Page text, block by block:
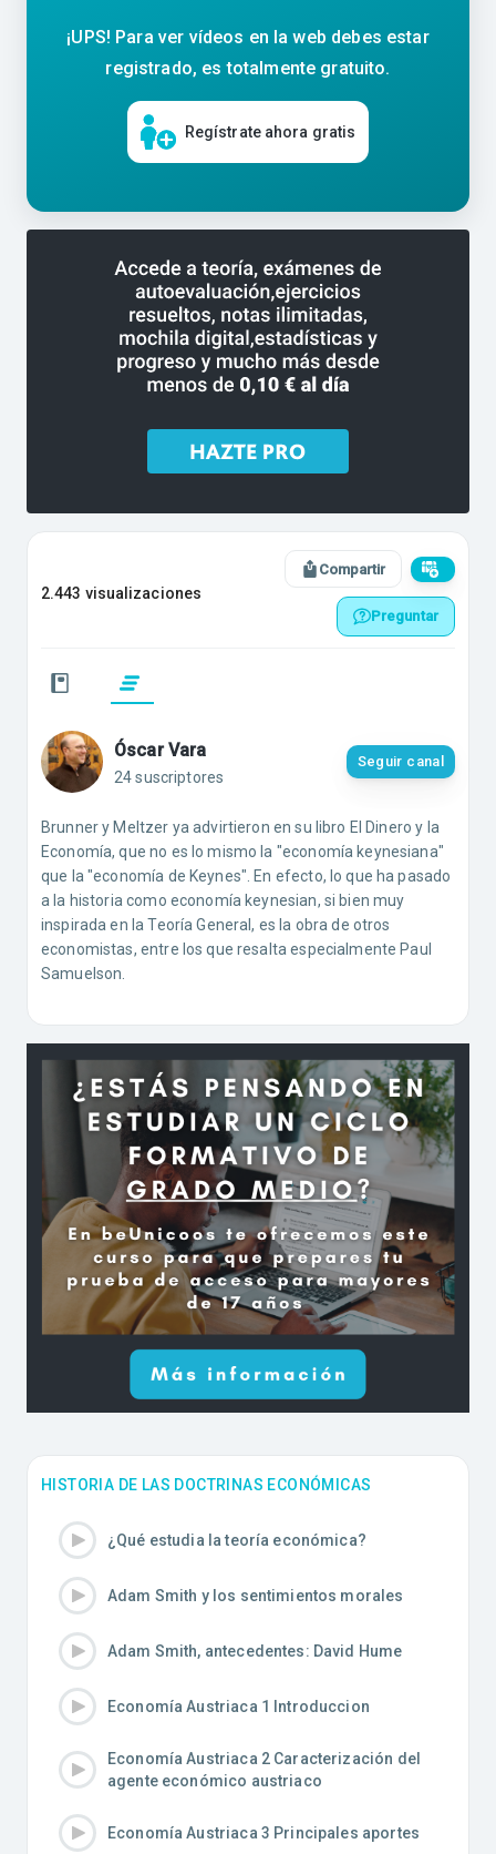
¡UPS! Para ver vídeos en la web debes estar
registrado, es totalmente gratuito.
Regístrate ahora gratis
2.443 visualizaciones
Compartir
Preguntar
Óscar Vara
24 suscriptores
Seguir canal
Brunner y Meltzer ya advirtieron en su libro El Dinero y la
Economía, que no es lo mismo la "economía keynesiana"
que la "economía de Keynes". En efecto, lo que ha pasado
a la historia como economía keynesian, si bien muy
inspirada en la Teoría General, es la obra de otros
economistas, entre los que resalta especialmente Paul
Samuelson.
HISTORIA DE LAS DOCTRINAS ECONÓMICAS
¿Qué estudia la teoría económica?
Adam Smith y los sentimientos morales
Adam Smith, antecedentes: David Hume
Economía Austriaca 1 Introduccion
Economía Austriaca 2 Caracterización del
agente económico austriaco
Economía Austriaca 3 Principales aportes